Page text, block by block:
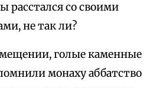
расстался со своими
не так ли?
голые каменные
монаху аббатство